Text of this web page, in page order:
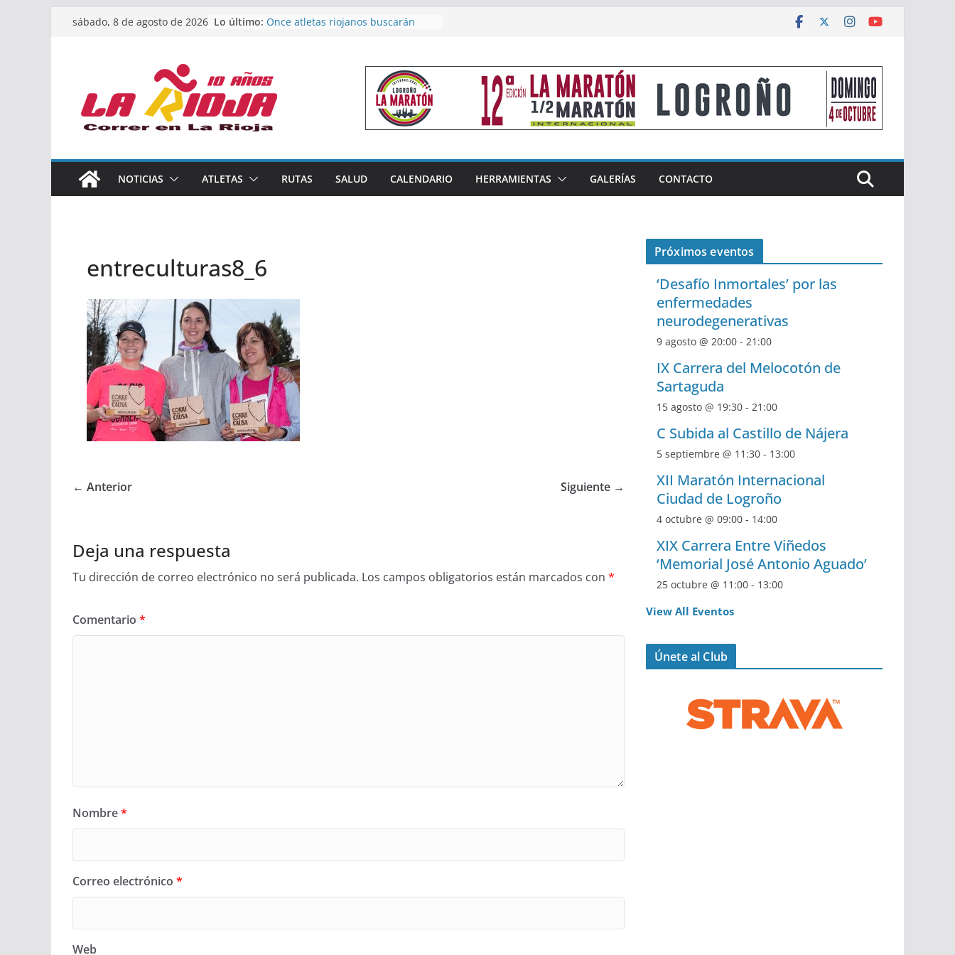
Saltarsábado, 8 de agosto de 2026 Lo último: Once atletas riojanos buscarán
Un bronce en 4×400 y tres puestos
de finalista cierran la participación
riojana en en Nacional de Málaga
El equipo femenino del Tritones
Rioja alcanza el podio nacional de
Acuatlón en Calahorra
España absoluto en Disco
Calahorra acoge este fin de semana
NOTICIAS ATLETAS RUTAS SALUD CALENDARIO HERRAMIENTAS GALERÍAS CONTACTO
entreculturas8_6
← Anterior Siguiente →
Deja una respuesta
Tu dirección de correo electrónico no será publicada. Los campos obligatorios están marcados con *
Comentario *
Nombre*
Correo electrónico *
Web
Próximos eventos
‘Desafío Inmortales’ por las
enfermedades
neurodegenerativas
9 agosto @ 20:00 - 21:00
IX Carrera del Melocotón de
Sartaguda
15 agosto @ 19:30 - 21:00
C Subida al Castillo de Nájera
5 septiembre @ 11:30 - 13:00
XII Maratón Internacional
Ciudad de Logroño
4 octubre @ 09:00 - 14:00
XIX Carrera Entre Viñedos
‘Memorial José Antonio Aguado’
25 octubre @ 11:00 - 13:00
View All Eventos
Únete al Club